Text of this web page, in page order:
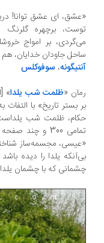
‌ای عشق توانا! دریغا
برچهره گلرنگ
بر امواج خروشان
جاودان خدایان، هم بر
،سوفوکلس
ظلمت شب یلدا» [اثر
بستر تاریخ» با التفات به
ظلمت شب یلداست/ نور
تمامی 300 و چند صفحه
مجسمه‌ساز
که با چشمان یلدا مو